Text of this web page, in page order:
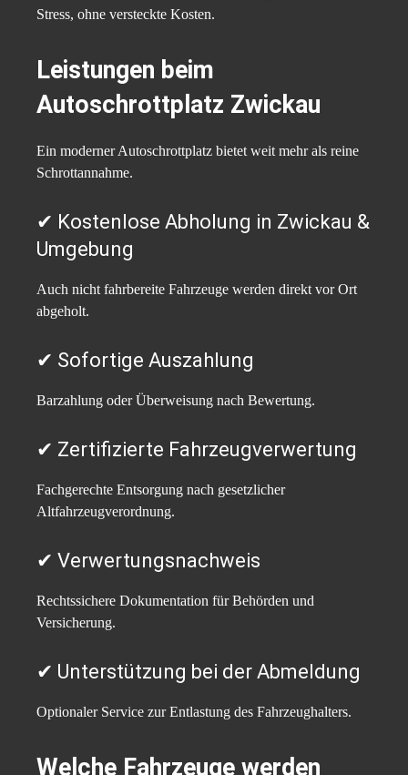
Stress, ohne versteckte Kosten.
Leistungen beim
Autoschrottplatz Zwickau
Ein moderner Autoschrottplatz bietet weit mehr als reine
Schrottannahme.
✔ Kostenlose Abholung in Zwickau &
Umgebung
Auch nicht fahrbereite Fahrzeuge werden direkt vor Ort
abgeholt.
✔ Sofortige Auszahlung
Barzahlung oder Überweisung nach Bewertung.
✔ Zertifizierte Fahrzeugverwertung
Fachgerechte Entsorgung nach gesetzlicher
Altfahrzeugverordnung.
✔ Verwertungsnachweis
Rechtssichere Dokumentation für Behörden und
Versicherung.
✔ Unterstützung bei der Abmeldung
Optionaler Service zur Entlastung des Fahrzeughalters.
Welche Fahrzeuge werden